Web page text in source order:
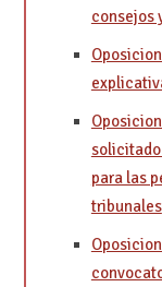
consejos
para las
tribunales